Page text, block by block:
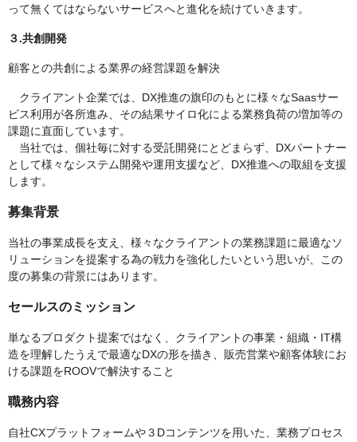
って無くてはならないサービスへと進化を続けていきます。
３.共創開発
顧客との共創による業界の経営課題を解決
クライアント企業では、DX推進の旗印のもとに様々なSaasサー
ビス利用が各所進み、その結果サイロ化による業務負荷の増加等の
課題に直面しています。
当社では、個社毎に対する受託開発にとどまらず、DXパートナー
として様々なシステム開発や運用支援など、DX推進への取組を支援
します。
募集背景
当社の事業成長を支え、様々なクライアントの業務課題に最適なソ
リューションを提案する為の戦力を強化したいという思いが、この
度の募集の背景にはあります。
セールスのミッション
単なるプロダクト提案ではなく、クライアントの事業・組織・IT構
造を理解したうえで最適なDXの形を描き、販売営業や顧客体験にお
ける課題をROOVで解決すること
職務内容
自社CXプラットフォームや３Dコンテンツを用いた、業務プロセス